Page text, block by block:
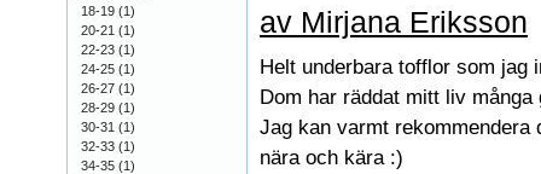
av Mirjana Eriksson
Helt underbara tofflor som jag
Dom har räddat mitt liv många
Jag kan varmt
nära och kära :)
18-19 (1)
20-21 (1)
22-23 (1)
24-25 (1)
26-27 (1)
28-29 (1)
30-31 (1)
32-33 (1)
34-35 (1)